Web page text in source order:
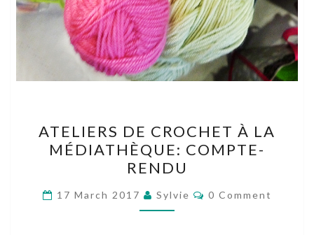
DE
CROCHET
À
LA
MÉDIATHÈQUE:
ATELIERS DE CROCHET À LA
MÉDIATHÈQUE: COMPTE-
RENDU
17 March 2017 Sylvie Comments
0 Comment